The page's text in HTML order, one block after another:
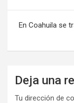
entradas
En Coahuila se
Deja una
Tu dirección de